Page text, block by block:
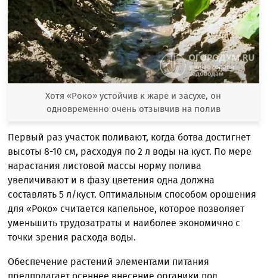
Хотя «Роко» устойчив к жаре и засухе, он
одновременно очень отзывчив на полив
Первый раз участок поливают, когда ботва достигнет
высоты 8-10 см, расходуя по 2 л воды на куст. По мере
нарастания листовой массы норму полива
увеличивают и в фазу цветения одна должна
составлять 5 л/куст. Оптимальным способом орошения
для «Роко» считается капельное, которое позволяет
уменьшить трудозатраты и наиболее экономично с
точки зрения расхода воды.
Обеспечение растений элементами питания